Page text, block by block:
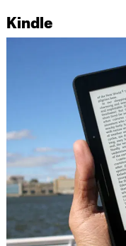
Kindle